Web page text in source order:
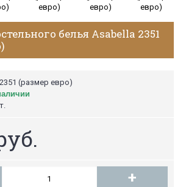
белья Asabella 2351
(размер евро)
+